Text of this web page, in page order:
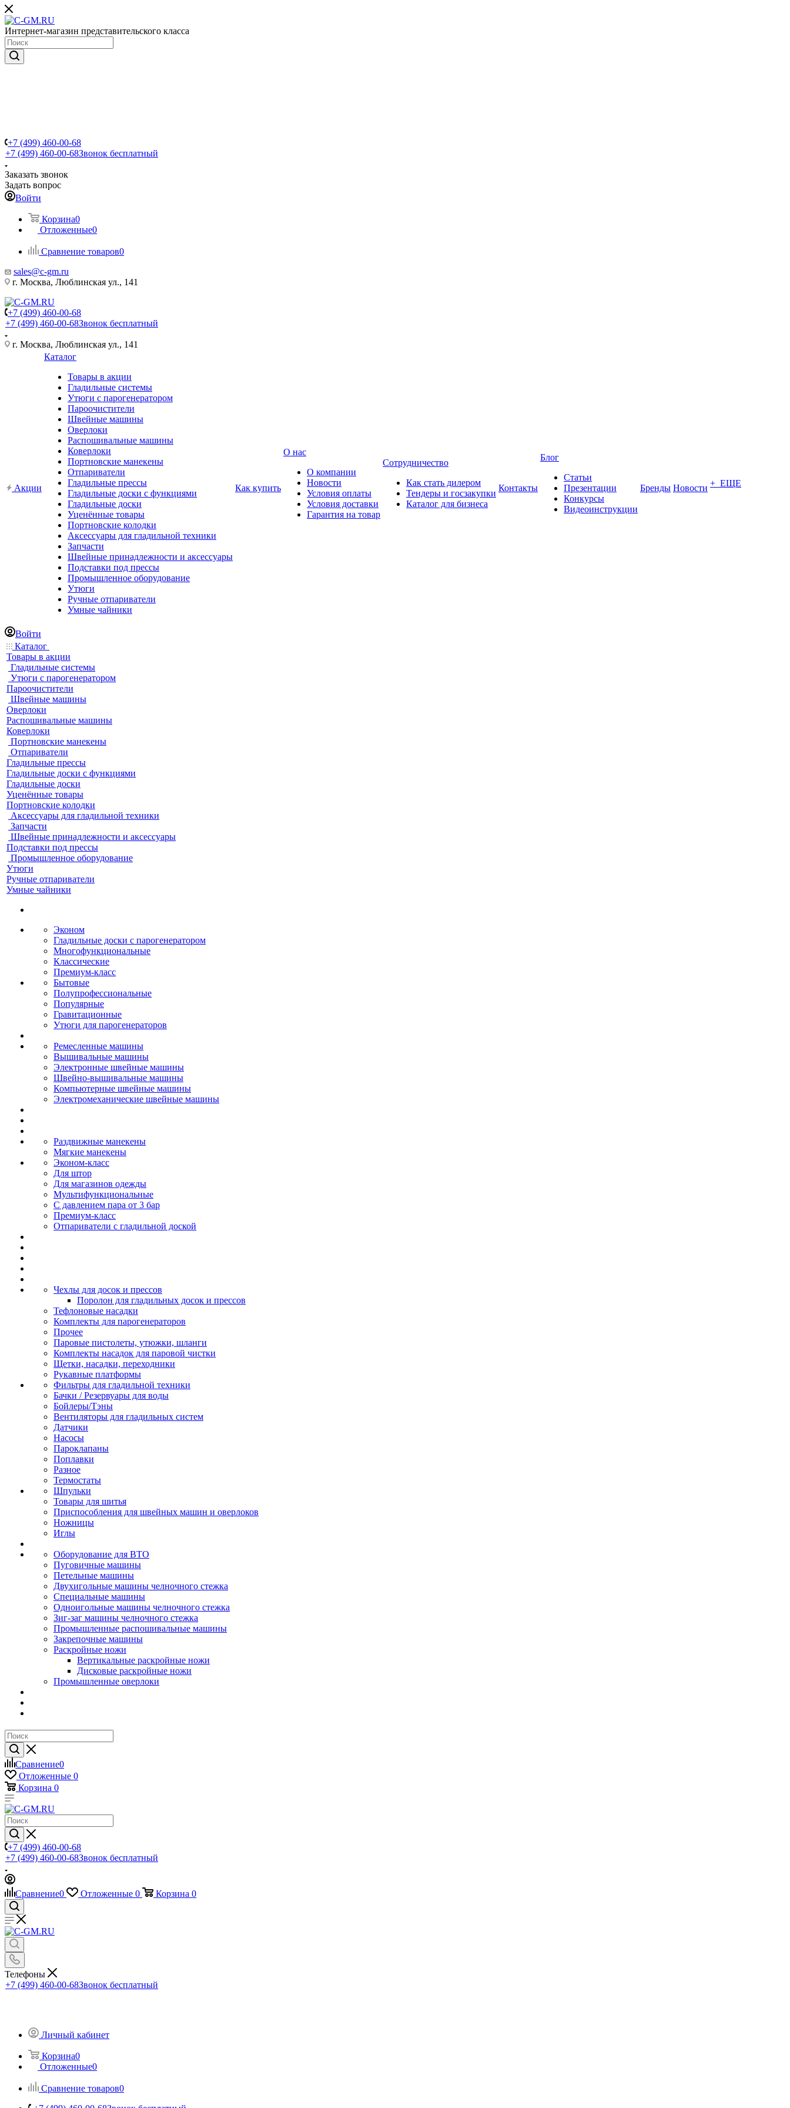
Интернет-магазин представительского класса
+7 (499) 460-00-68
+7 (499) 460-00-68Звонок бесплатный
Заказать звонок
Задать вопрос
Войти
Корзина0
Отложенные0
Сравнение товаров0
sales@c-gm.ru
г. Москва, Люблинская ул., 141
+7 (499) 460-00-68
+7 (499) 460-00-68Звонок бесплатный
г. Москва, Люблинская ул., 141
Акции
Каталог
Товары в акции
Гладильные системы
Утюги с парогенератором
Пароочистители
Швейные машины
Оверлоки
Распошивальные машины
Коверлоки
Портновские манекены
Отпариватели
Гладильные прессы
Гладильные доски с функциями
Гладильные доски
Уценённые товары
Портновские колодки
Аксессуары для гладильной техники
Запчасти
Швейные принадлежности и аксессуары
Подставки под прессы
Промышленное оборудование
Утюги
Ручные отпариватели
Умные чайники
Как купить
О нас
О компании
Новости
Условия оплаты
Условия доставки
Гарантия на товар
Сотрудничество
Как стать дилером
Тендеры и госзакупки
Каталог для бизнеса
Контакты
Блог
Статьи
Презентации
Конкурсы
Видеоинструкции
Бренды Новости + ЕЩЕ
Войти
Каталог
Товары в акции
Гладильные системы
Утюги с парогенератором
Пароочистители
Швейные машины
Оверлоки
Распошивальные машины
Коверлоки
Портновские манекены
Отпариватели
Гладильные прессы
Гладильные доски с функциями
Гладильные доски
Уценённые товары
Портновские колодки
Аксессуары для гладильной техники
Запчасти
Швейные принадлежности и аксессуары
Подставки под прессы
Промышленное оборудование
Утюги
Ручные отпариватели
Умные чайники
Эконом
Гладильные доски с парогенератором
Многофункциональные
Классические
Премиум-класс
Бытовые
Полупрофессиональные
Популярные
Гравитационные
Утюги для парогенераторов
Ремесленные машины
Вышивальные машины
Электронные швейные машины
Швейно-вышивальные машины
Компьютерные швейные машины
Электромеханические швейные машины
Раздвижные манекены
Мягкие манекены
Эконом-класс
Для штор
Для магазинов одежды
Мультифункциональные
С давлением пара от 3 бар
Премиум-класс
Отпариватели с гладильной доской
Чехлы для досок и прессов
Поролон для гладильных досок и прессов
Тефлоновые насадки
Комплекты для парогенераторов
Прочее
Паровые пистолеты, утюжки, шланги
Комплекты насадок для паровой чистки
Щетки, насадки, переходники
Рукавные платформы
Фильтры для гладильной техники
Бачки / Резервуары для воды
Бойлеры/Тэны
Вентиляторы для гладильных систем
Датчики
Насосы
Пароклапаны
Поплавки
Разное
Термостаты
Шпульки
Товары для шитья
Приспособления для швейных машин и оверлоков
Ножницы
Иглы
Оборудование для ВТО
Пуговичные машины
Петельные машины
Двухигольные машины челночного стежка
Специальные машины
Одноигольные машины челночного стежка
Зиг-заг машины челночного стежка
Промышленные распошивальные машины
Закрепочные машины
Раскройные ножи
Вертикальные раскройные ножи
Дисковые раскройные ножи
Промышленные оверлоки
Сравнение0
Отложенные 0
Корзина 0
+7 (499) 460-00-68
+7 (499) 460-00-68Звонок бесплатный
Сравнение0 Отложенные 0 Корзина 0
Телефоны
+7 (499) 460-00-68Звонок бесплатный
Личный кабинет
Корзина0
Отложенные0
Сравнение товаров0